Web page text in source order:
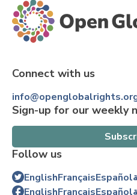
Connect with us
Sign-up for our weekly
Follow us
EnglishFrançaisEspañol
EnglishFrançaisEspañol